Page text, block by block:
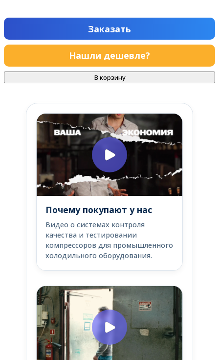
Заказать
Нашли дешевле?
В корзину
Почему покупают у нас
Видео о системах контроля
качества и тестировании
компрессоров для промышленного
холодильного оборудования.